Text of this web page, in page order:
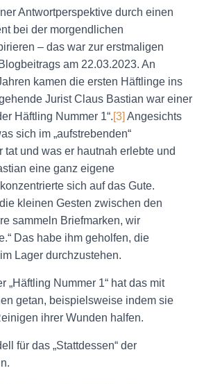
Antwortperspektive durch einen
bei der morgendlichen
– das war zur erstmaligen
am 22.03.2023. An
kamen die ersten Häftlinge ins
Jurist Claus Bastian war einer
Häftling Nummer 1“.[3] Angesichts
sich im „aufstrebenden“
tat und was er hautnah erlebte und
eine ganz eigene
sich auf das Gute.
kleinen Gesten zwischen den
sammeln Briefmarken, wir
Das habe ihm geholfen, die
Lager durchzustehen.
„Häftling Nummer 1“ hat das mit
getan, beispielsweise indem sie
ihrer Wunden halfen.
für das „Stattdessen“ der